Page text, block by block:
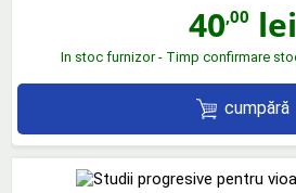
40,00 lei
In stoc furnizor - Timp confirmare
cumpără